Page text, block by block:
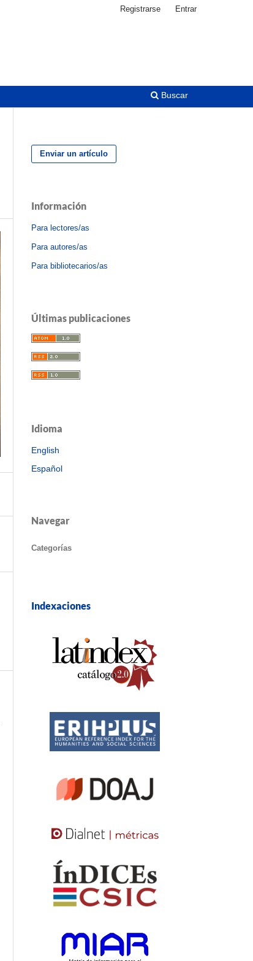
Buscar
Registrarse Entrar
Enviar un artículo
Información
Para lectores/as
Para autores/as
Para bibliotecarios/as
Últimas publicaciones
Idioma
English
Español
Navegar
Categorías
Indexaciones